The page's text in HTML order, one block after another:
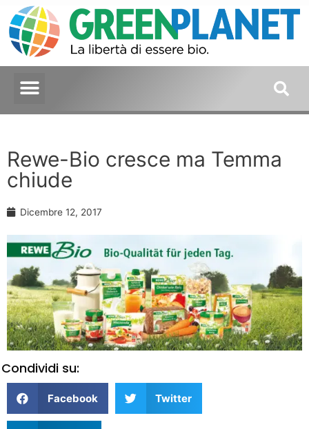
Rewe-Bio cresce ma Temma
chiude
Dicembre 12, 2017
Condividi su:
Facebook Twitter